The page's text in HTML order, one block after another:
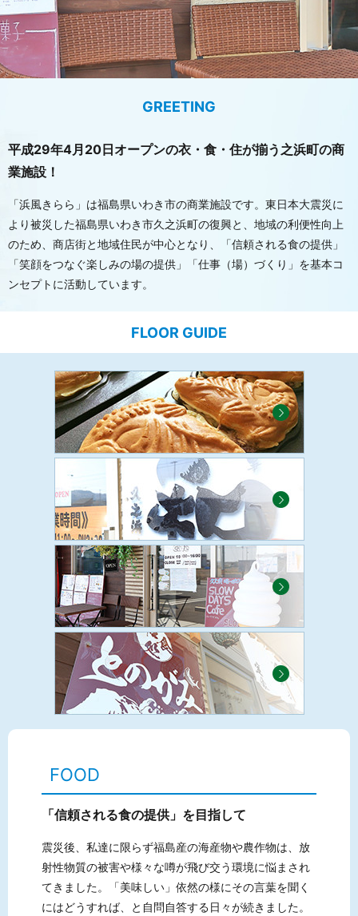
GREETING
平成29年4月20日オープンの衣・食・住が揃う之浜町の商
業施設！
「浜風きらら」は福島県いわき市の商業施設です。 東日本大震災に
より被災した福島県いわき市久之浜町の復興と、 地域の利便性向上
のため、商店街と地域住民が中心となり、
「信頼される食の提供」
「笑顔をつなぐ楽しみの場の提供」「仕事（場）づくり」を基本コ
ンセプトに活動しています。
FLOOR GUIDE
FOOD
「信頼される食の提供」を目指して
震災後、私達に限らず福島産の海産物や農作物は、放
射性物質の被害や様々な噂が飛び交う環境に悩まされ
てきました。「美味しい」依然の様にその言葉を聞く
にはどうすれば、と自問自答する日々が続きました。